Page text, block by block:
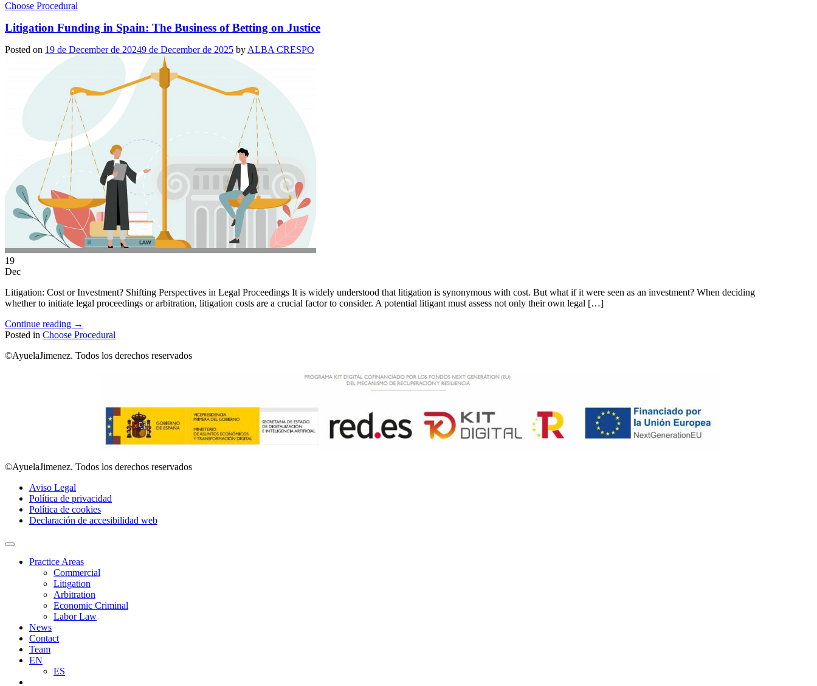
Choose Procedural
Litigation Funding in Spain: The Business of Betting on Justice
Posted on 19 de December de 20249 de December de 2025 by ALBA CRESPO
19
Dec
Litigation: Cost or Investment? Shifting Perspectives in Legal Proceedings It is widely understood that litigation is synonymous with cost. But what if it were seen as an investment? When deciding
whether to initiate legal proceedings or arbitration, litigation costs are a crucial factor to consider. A potential litigant must assess not only their own legal […]
Continue reading →
Posted in Choose Procedural
©AyuelaJimenez. Todos los derechos reservados
©AyuelaJimenez. Todos los derechos reservados
Aviso Legal
Política de privacidad
Política de cookies
Declaración de accesibilidad web
Practice Areas
Commercial
Litigation
Arbitration
Economic Criminal
Labor Law
News
Contact
Team
EN
ES